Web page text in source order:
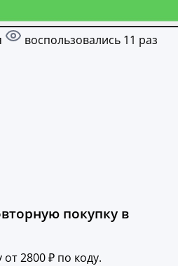
воспользовались 11 раз
покупку в
от 2800 ₽ по коду.